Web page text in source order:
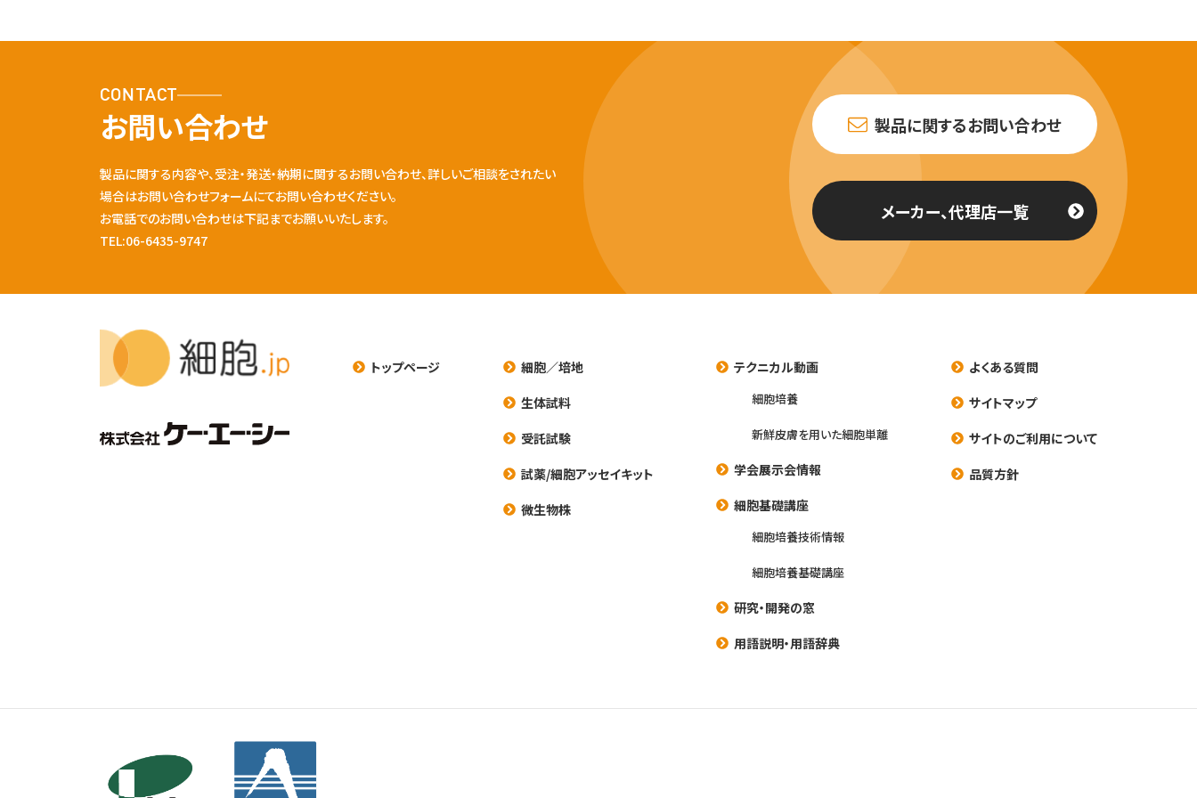
CONTACT
お問い合わせ
製品に関する内容や、受注・発送・納期に関するお問い合わせ、詳しいご相談をされたい
場合はお問い合わせフォームにてお問い合わせください。
お電話でのお問い合わせは下記までお願いいたします。
TEL:06-6435-9747
製品に関するお問い合わせ
メーカー、代理店一覧
トップページ
細胞／培地
生体試料
受託試験
試薬/細胞アッセイキット
微生物株
テクニカル動画
細胞培養
新鮮皮膚を用いた細胞単離
学会展示会情報
細胞基礎講座
細胞培養技術情報
細胞培養基礎講座
研究・開発の窓
用語説明・用語辞典
よくある質問
サイトマップ
サイトのご利用について
品質方針